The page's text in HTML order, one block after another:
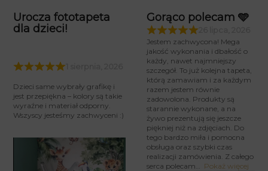
Urocza fototapeta
dla dzieci!
Dzieci same wybrały grafikę i
jest przepiękna – kolory są takie
wyraźne i materiał odporny.
Wszyscy jesteśmy zachwyceni :)
Gorąco polecam 🩵
Jestem zachwycona! Mega
jakość wykonania i dbałość o
każdy, nawet najmniejszy
szczegół. To już kolejna tapeta,
którą zamawiam i za każdym
razem jestem równie
zadowolona. Produkty są
starannie wykonane, a na
żywo prezentują się jeszcze
piękniej niż na zdjęciach. Do
tego bardzo miła i pomocna
obsługa oraz szybki czas
realizacji zamówienia. Z całego
serca polecam
Pokaż więcej